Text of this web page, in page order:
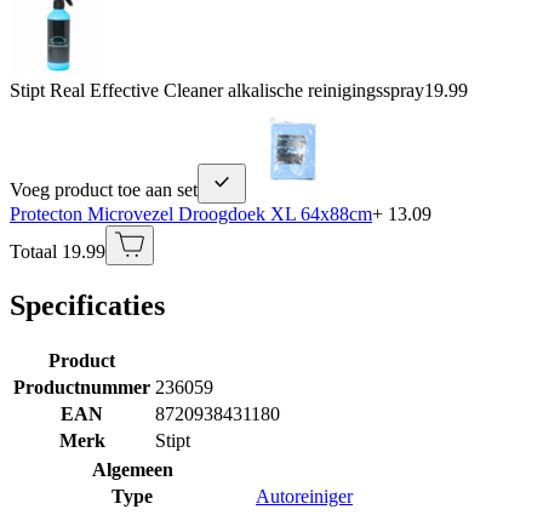
Stipt Real Effective Cleaner alkalische reinigingsspray19.99
Voeg product toe aan set
Protecton Microvezel Droogdoek XL 64x88cm+ 13.09
Totaal 19.99
Specificaties
Product
Productnummer 236059
EAN
8720938431180
Merk
Stipt
Algemeen
Type
Autoreiniger